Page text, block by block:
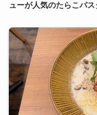
ューが人気のたらこパス